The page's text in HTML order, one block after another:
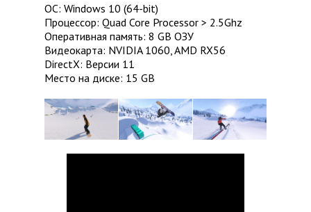
ОС: Windows 10 (64-bit)
Процессор: Quad Core Processor > 2.5Ghz
Оперативная память: 8 GB ОЗУ
Видеокарта: NVIDIA 1060, AMD RX56
DirectX: Версии 11
Место на диске: 15 GB